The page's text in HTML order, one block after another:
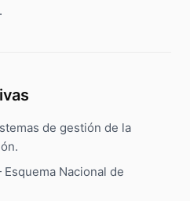
de gestión de la
Nacional de